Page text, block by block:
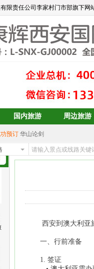
限责任公司李家村门市部旗下网
国内旅游 周边旅游
预订 华山论剑
订
宝藏大东北6日游
成功预订青岛、日照、乳山、威
订
成功预订双岛青岛+威海+长岛
订
双岛青岛+威海+长岛+烟台
首页 >>游记攻略>>澳新旅游
西安到澳大利亚
一、行前准备
1. 签证